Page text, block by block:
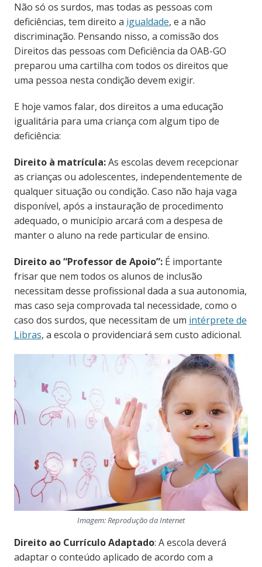
Não só os surdos, mas todas as pessoas com
deficiências, tem direito a igualdade, e a não
discriminação. Pensando nisso, a comissão dos
Direitos das pessoas com Deficiência da OAB-GO
preparou uma cartilha com todos os direitos que
uma pessoa nesta condição devem exigir.
E hoje vamos falar, dos direitos a uma educação
igualitária para uma criança com algum tipo de
deficiência:
Direito à matrícula:As escolas devem recepcionar
as crianças ou adolescentes, independentemente de
qualquer situação ou condição. Caso não haja vaga
disponível, após a instauração de procedimento
adequado, o município arcará com a despesa de
manter o aluno na rede particular de ensino.
Direito ao “Professor de Apoio”:É importante
frisar que nem todos os alunos de inclusão
necessitam desse profissional dada a sua autonomia,
mas caso seja comprovada tal necessidade, como o
caso dos surdos, que necessitam de um intérprete de
Libras, a escola o providenciará sem custo adicional.
Imagem: Reprodução da Internet
Direito ao Currículo Adaptado: A escola deverá
adaptar o conteúdo aplicado de acordo com a